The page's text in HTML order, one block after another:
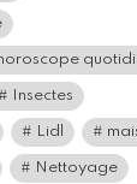
horoscope
Insectes
Lidl
Nettoyage